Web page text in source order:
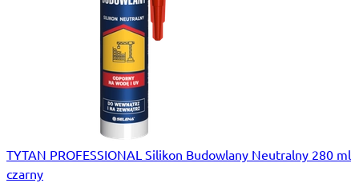
TYTAN PROFESSIONAL Silikon Budowlany Neutralny 280 ml
czarny